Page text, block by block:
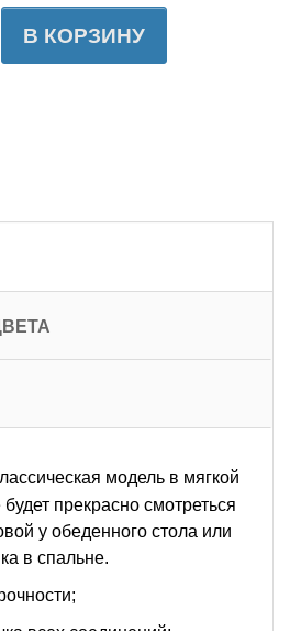
В КОРЗИНУ
модель в мягкой
прекрасно смотреться
у обеденного стола или
в спальне.